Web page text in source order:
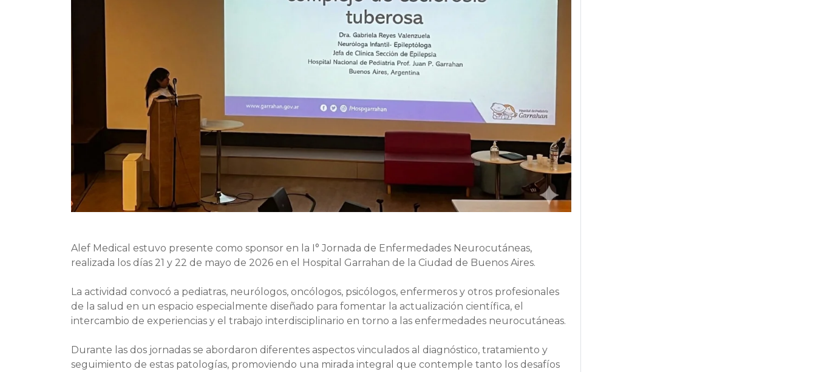
Alef Medical estuvo presente como sponsor en la I° Jornada de Enfermedades Neurocutáneas,
realizada los días 21 y 22 de mayo de 2026 en el Hospital Garrahan de la Ciudad de Buenos Aires.
La actividad convocó a pediatras, neurólogos, oncólogos, psicólogos, enfermeros y otros profesionales
de la salud en un espacio especialmente diseñado para fomentar la actualización científica, el
intercambio de experiencias y el trabajo interdisciplinario en torno a las enfermedades neurocutáneas.
Durante las dos jornadas se abordaron diferentes aspectos vinculados al diagnóstico, tratamiento y
seguimiento de estas patologías, promoviendo una mirada integral que contemple tanto los desafíos